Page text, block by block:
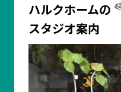
ハルクホームの
スタジオ案内